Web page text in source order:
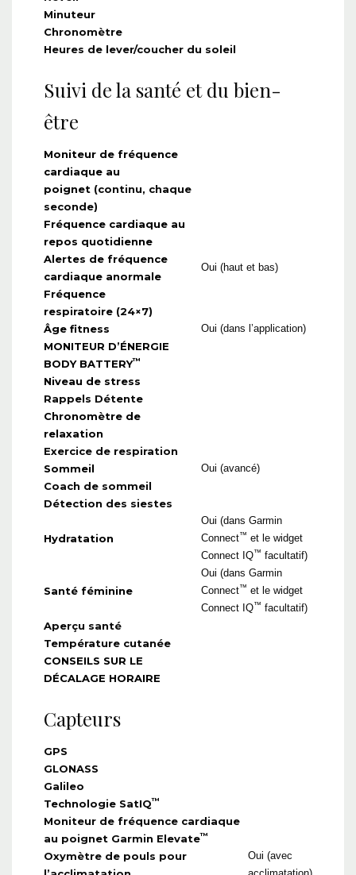
Minuteur
Chronomètre
Heures de lever/coucher du soleil
Suivi de la santé et du bien-
être
Moniteur de fréquence
cardiaque au
poignet (continu, chaque
seconde)
Fréquence cardiaque au
repos quotidienne
Alertes de fréquence
cardiaque anormale
Oui (haut et bas)
Fréquence
respiratoire (24×7)
Âge fitness
Oui (dans l’application)
MONITEUR D’ÉNERGIE
BODY BATTERY™
Niveau de stress
Rappels Détente
Chronomètre de
relaxation
Exercice de respiration
Sommeil
Oui (avancé)
Coach de sommeil
Détection des siestes
Hydratation
Oui (dans Garmin
Connect™ et le widget
Connect IQ™ facultatif)
Santé féminine
Oui (dans Garmin
Connect™ et le widget
Connect IQ™ facultatif)
Aperçu santé
Température cutanée
CONSEILS SUR LE
DÉCALAGE HORAIRE
Capteurs
GPS
GLONASS
Galileo
Technologie SatIQ™
Moniteur de fréquence cardiaque
au poignet Garmin Elevate™
Oxymètre de pouls pour
Oui (avec